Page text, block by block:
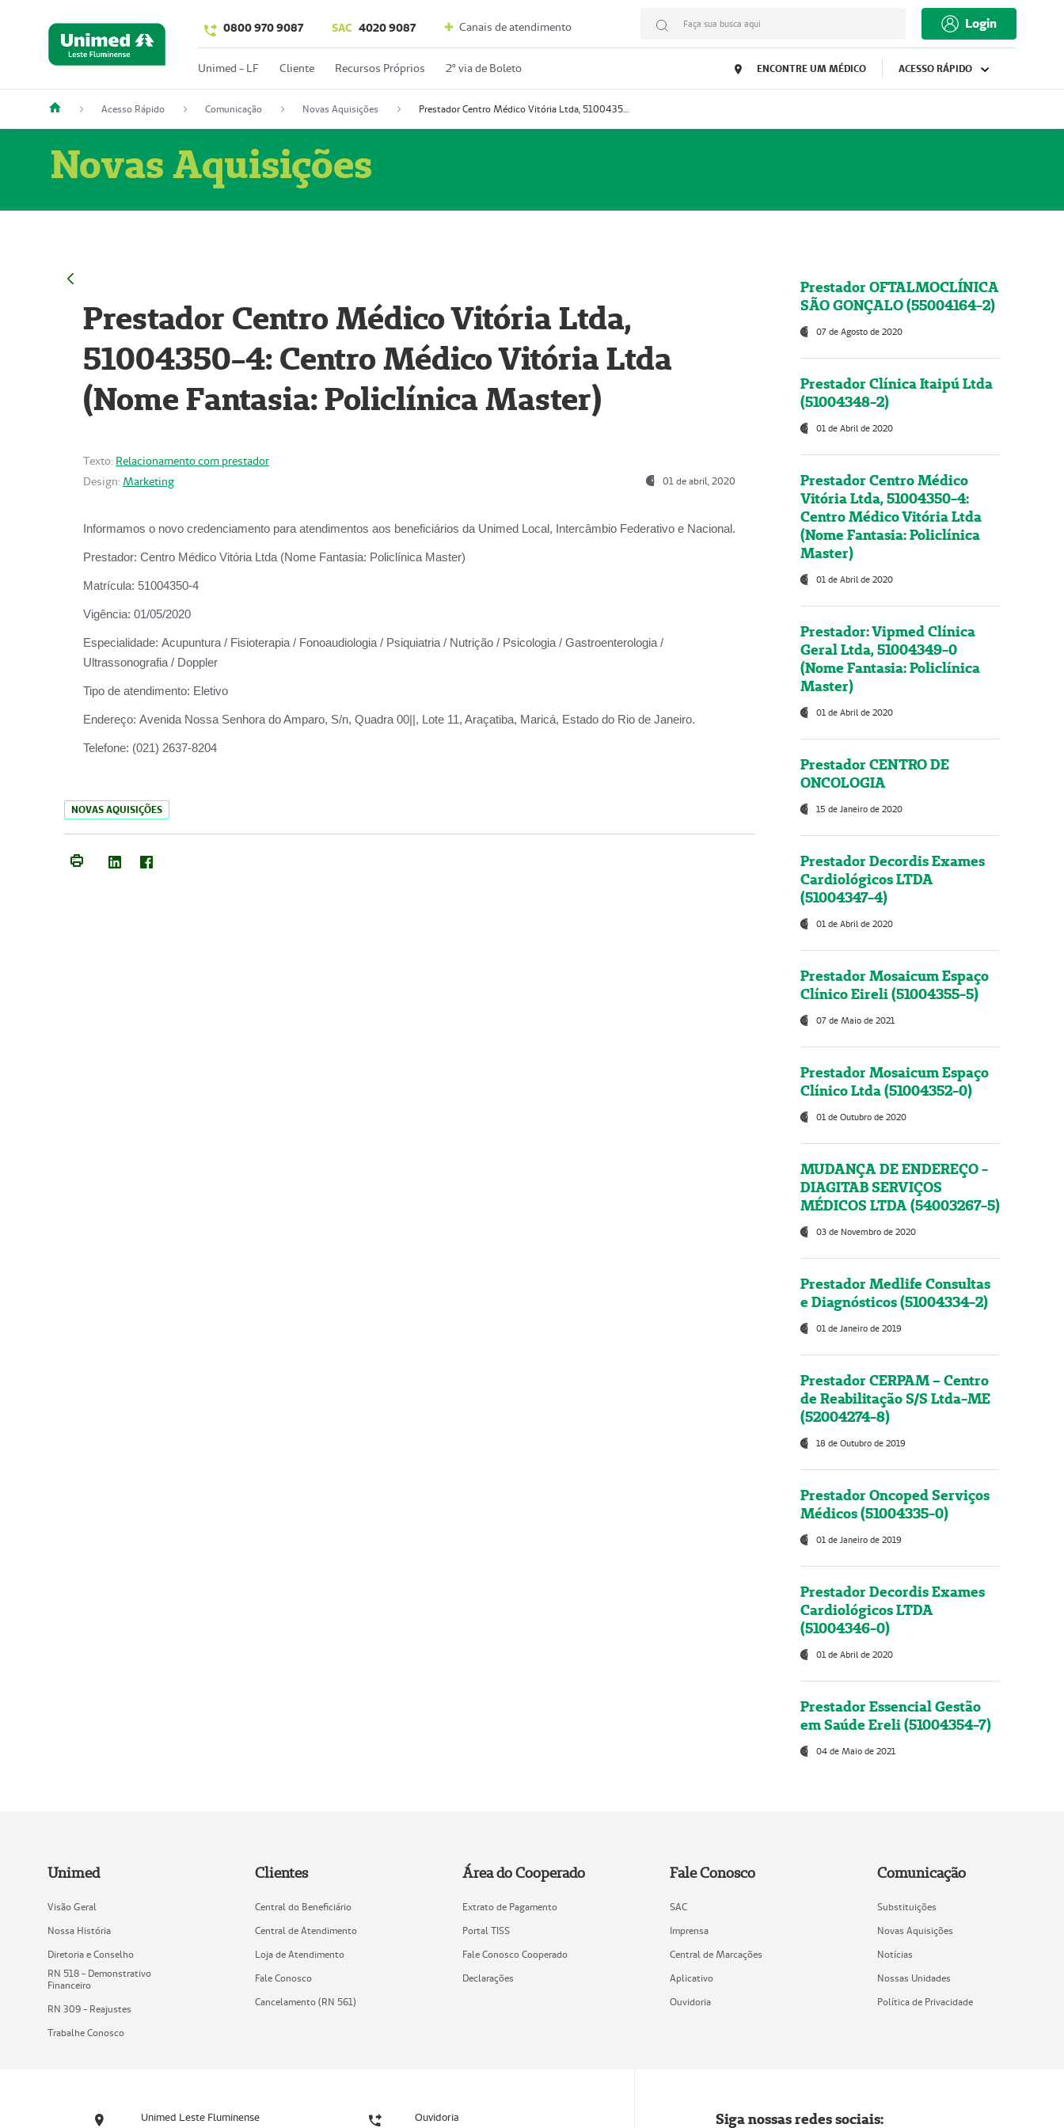
0800 970 9087 SAC 4020 9087 Canais de atendimento Faça sua busca aqui Login
Unimed - LF Cliente Recursos Próprios 2º via de Boleto ENCONTRE UM MÉDICO ACESSO RÁPIDO
Acesso Rápido Comunicação Novas Aquisições Prestador Centro Médico Vitória Ltda, 51004350-4: Centro Médico Vitória Ltda (Nome Fantasia: Policlínica Master)
Novas Aquisições
Prestador Centro Médico Vitória Ltda,
51004350-4: Centro Médico Vitória Ltda
(Nome Fantasia: Policlínica Master)
Texto: Relacionamento com prestador
Design: Marketing 01 de abril, 2020
Informamos o novo credenciamento para atendimentos aos beneficiários da Unimed Local, Intercâmbio Federativo e Nacional.
Prestador: Centro Médico Vitória Ltda (Nome Fantasia: Policlínica Master)
Matrícula: 51004350-4
Vigência: 01/05/2020
Especialidade: Acupuntura / Fisioterapia / Fonoaudiologia / Psiquiatria / Nutrição / Psicologia / Gastroenterologia /
Ultrassonografia / Doppler
Tipo de atendimento: Eletivo
Endereço: Avenida Nossa Senhora do Amparo, S/n, Quadra 00||, Lote 11, Araçatiba, Maricá, Estado do Rio de Janeiro.
Telefone: (021) 2637-8204
NOVAS AQUISIÇÕES
Prestador OFTALMOCLÍNICA
SÃO GONÇALO (55004164-2)
07 de Agosto de 2020
Prestador Clínica Itaipú Ltda
(51004348-2)
01 de Abril de 2020
Prestador Centro Médico
Vitória Ltda, 51004350-4:
Centro Médico Vitória Ltda
(Nome Fantasia: Policlínica
Master)
01 de Abril de 2020
Prestador: Vipmed Clínica
Geral Ltda, 51004349-0
(Nome Fantasia: Policlínica
Master)
01 de Abril de 2020
Prestador CENTRO DE
ONCOLOGIA
15 de Janeiro de 2020
Prestador Decordis Exames
Cardiológicos LTDA
(51004347-4)
01 de Abril de 2020
Prestador Mosaicum Espaço
Clínico Eireli (51004355-5)
07 de Maio de 2021
Prestador Mosaicum Espaço
Clínico Ltda (51004352-0)
01 de Outubro de 2020
MUDANÇA DE ENDEREÇO -
DIAGITAB SERVIÇOS
MÉDICOS LTDA (54003267-5)
03 de Novembro de 2020
Prestador Medlife Consultas
e Diagnósticos (51004334-2)
01 de Janeiro de 2019
Prestador CERPAM – Centro
de Reabilitação S/S Ltda-ME
(52004274-8)
18 de Outubro de 2019
Prestador Oncoped Serviços
Médicos (51004335-0)
01 de Janeiro de 2019
Prestador Decordis Exames
Cardiológicos LTDA
(51004346-0)
01 de Abril de 2020
Prestador Essencial Gestão
em Saúde Ereli (51004354-7)
04 de Maio de 2021
Unimed
Visão Geral
Nossa História
Diretoria e Conselho
RN 518 - Demonstrativo
Financeiro
RN 309 - Reajustes
Trabalhe Conosco
Clientes
Central do Beneficiário
Central de Atendimento
Loja de Atendimento
Fale Conosco
Cancelamento (RN 561)
Área do Cooperado
Extrato de Pagamento
Portal TISS
Fale Conosco Cooperado
Declarações
Fale Conosco
SAC
Imprensa
Central de Marcações
Aplicativo
Ouvidoria
Comunicação
Substituições
Novas Aquisições
Notícias
Nossas Unidades
Política de Privacidade
Unimed Leste Fluminense Ouvidoria Siga nossas redes sociais: